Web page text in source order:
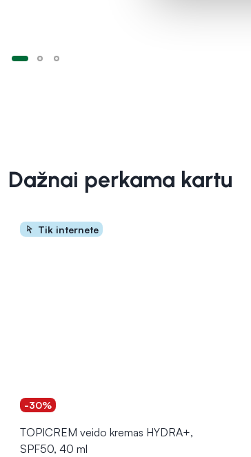
Dažnai perkama kartu
Tik internete
-30%
TOPICREM veido kremas HYDRA+,
SPF50, 40 ml